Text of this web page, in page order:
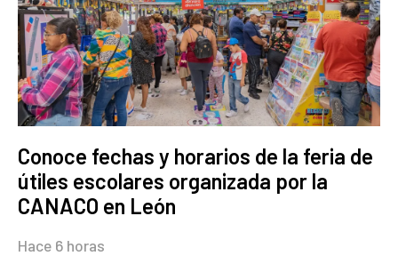
Conoce fechas y horarios de la feria de
útiles escolares organizada por la
CANACO en León
Hace 6 horas